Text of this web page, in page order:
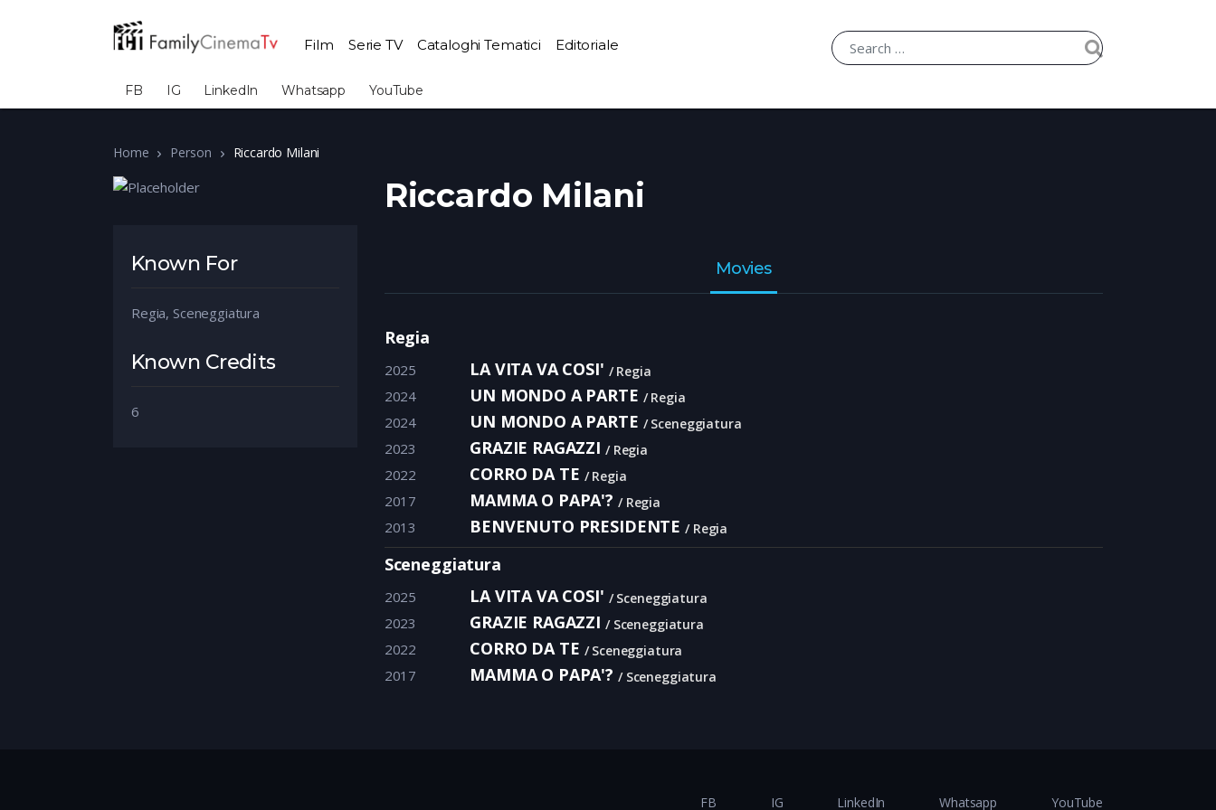
Film Serie TV Cataloghi Tematici Editoriale
FB IG LinkedIn Whatsapp YouTube
Home Person Riccardo Milani
Known For
Regia, Sceneggiatura
Known Credits
6
Riccardo Milani
Movies
Regia
2025 LA VITA VA COSI' Regia
2024 UN MONDO A PARTE Regia
2024 UN MONDO A PARTE Sceneggiatura
2023 GRAZIE RAGAZZI Regia
2022 CORRO DA TE Regia
2017 MAMMA O PAPA'? Regia
2013 BENVENUTO PRESIDENTE Regia
Sceneggiatura
2025 LA VITA VA COSI' Sceneggiatura
2023 GRAZIE RAGAZZI Sceneggiatura
2022 CORRO DA TE Sceneggiatura
2017 MAMMA O PAPA'? Sceneggiatura
FB IG LinkedIn Whatsapp YouTube